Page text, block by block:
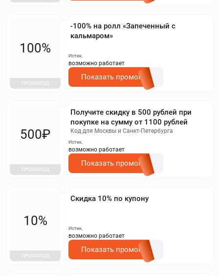
-100% на ролл «Запеченный с
кальмаром»
100%
ПРОМОКОД
Истек,
возможно работает
Показать промокод
​Получите скидку в 500 рублей при
покупке на сумму от 1100 рублей
Код для Москвы и Санкт-Петербурга
500₽
ПРОМОКОД
Истек,
возможно работает
Показать промокод
Скидка 10% по купону
10%
ПРОМОКОД
Истек,
возможно работает
Показать промокод